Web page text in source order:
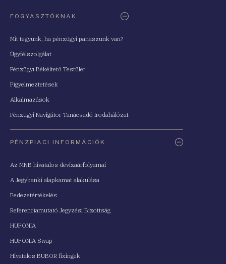
FOGYASZTÓKNAK
Mit tegyünk, ha pénzügyi panaszunk van?
Ügyfélszolgálat
Pénzügyi Békéltető Testület
Figyelmeztetések
Alkalmazások
Pénzügyi Navigátor Tanácsadó Irodahálózat
PÉNZPIACI INFORMÁCIÓK
Az MNB hivatalos devizaárfolyamai
A Jegybanki alapkamat alakulása
Fedezetértékelés
Referenciamutató Jegyzési Bizottság
HUFONIA
HUFONIA Swap
Hivatalos BUBOR fixingek